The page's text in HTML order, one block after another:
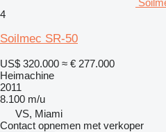
4
Soilmec SR-50
US$ 320.000 ≈ € 277.000
Heimachine
2011
8.100 m/u
VS, Miami
Contact opnemen met verkoper